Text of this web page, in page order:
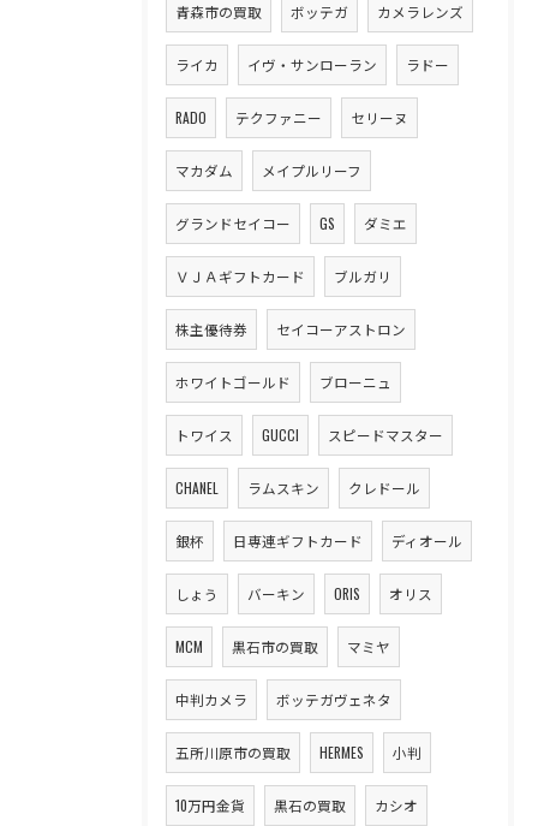
青森市の買取 ボッテガ カメラレンズ
ライカ イヴ・サンローラン ラドー
RADO テクファニー セリーヌ
マカダム メイプルリーフ
グランドセイコー GS ダミエ
ＶＪＡギフトカード ブルガリ
株主優待券 セイコーアストロン
ホワイトゴールド ブローニュ
トワイス GUCCI スピードマスター
CHANEL ラムスキン クレドール
銀杯 日専連ギフトカード ディオール
しょう バーキン ORIS オリス
MCM 黒石市の買取 マミヤ
中判カメラ ボッテガヴェネタ
五所川原市の買取 HERMES 小判
10万円金貨 黒石の買取 カシオ